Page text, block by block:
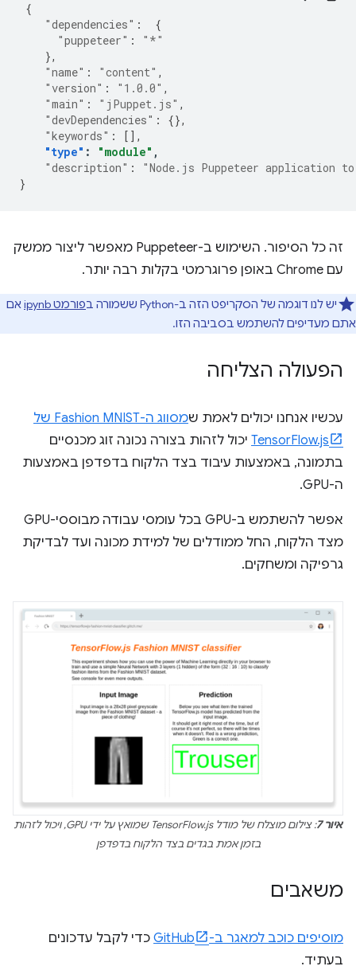
{
"dependencies" :
{
"puppeteer" :
"*"
},
"name" : "content" ,
"version" : "1.0.0" ,
"main" : "jPuppet.js" ,
"devDependencies" :
{},
"keywords" :
[],
"type" : "module" ,
"description" :
"Node.js Puppeteer application
}
זה כל הסיפור. השימוש ב-Puppeteer מאפשר ליצור ממשק
עם Chrome באופן פרוגרמטי בקלות רבה יותר.
יש לנו דוגמה של הסקריפט הזה ב-Python ששמורה ב פורמט ipynb
אם
אתם מעדיפים להשתמש בסביבה הזו.
הפעולה הצליחה
עכשיו אנחנו יכולים לאמת ש
מסווג ה-Fashion MNIST של
TensorFlow.js יכול לזהות בצורה נכונה זוג מכנסיים
בתמונה, באמצעות עיבוד בצד הלקוח בדפדפן באמצעות
ה-GPU.
אפשר להשתמש ב-GPU בכל עומסי עבודה מבוססי-GPU
מצד הלקוח, החל ממודלים של למידת מכונה ועד לבדיקת
גרפיקה ומשחקים.
איור 7
: צילום מוצלח של מודל TensorFlow.js שמואץ על ידי GPU, ויכול לזהות
בזמן אמת בגדים בצד הלקוח בדפדפן
משאבים
מוסיפים כוכב למאגר ב-GitHub
כדי לקבל עדכונים
בעתיד.